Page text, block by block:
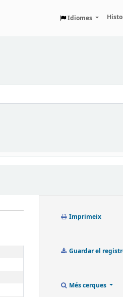
Idiomes
Imprimeix
Guardar el
Més cerques